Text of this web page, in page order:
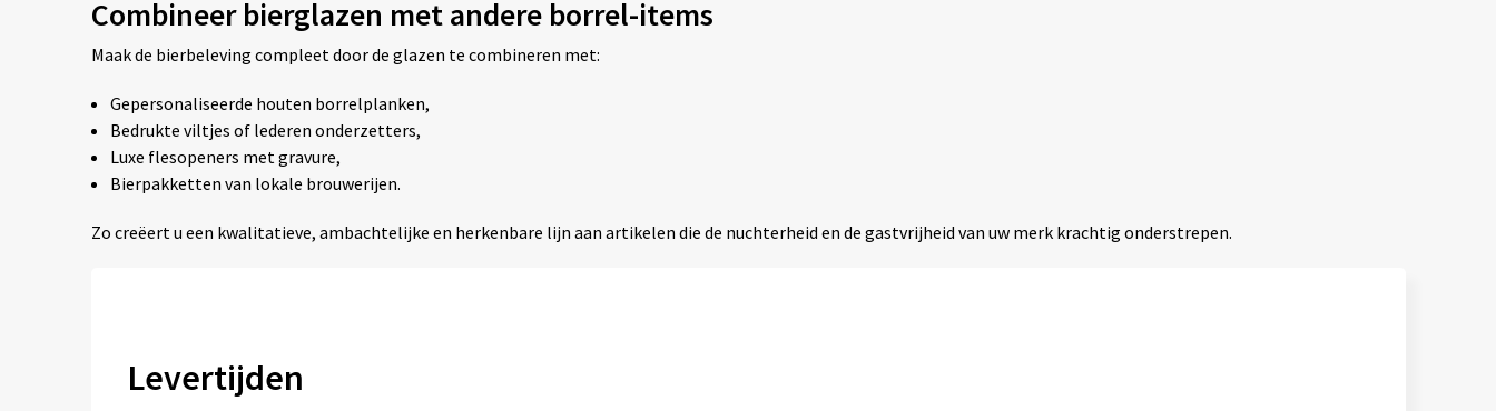
Combineer bierglazen met andere borrel-items
Maak de bierbeleving compleet door de glazen te combineren met:
Gepersonaliseerde houten borrelplanken,
Bedrukte viltjes of lederen onderzetters,
Luxe flesopeners met gravure,
Bierpakketten van lokale brouwerijen.
Zo creëert u een kwalitatieve, ambachtelijke en herkenbare lijn aan artikelen die de nuchterheid en de gastvrijheid van uw merk krachtig onderstrepen.
Levertijden